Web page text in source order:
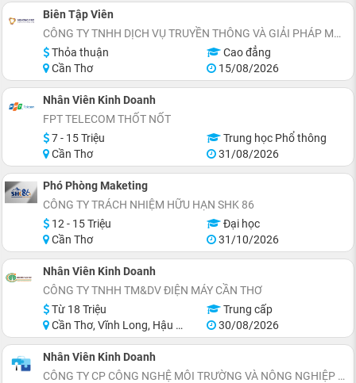
Biên Tập Viên
CÔNG TY TNHH DỊCH VỤ TRUYỀN THÔNG VÀ GIẢI PHÁP MARKETING MEKONG PRO
Thỏa thuận
Cao đẳng
Cần Thơ
15/08/2026
Nhân Viên Kinh Doanh
FPT TELECOM THỐT NỐT
7 - 15 Triệu
Trung học Phổ thông
Cần Thơ
31/08/2026
Phó Phòng Maketing
CÔNG TY TRÁCH NHIỆM HỮU HẠN SHK 86
12 - 15 Triệu
Đại học
Cần Thơ
31/10/2026
Nhân Viên Kinh Doanh
CÔNG TY TNHH TM&DV ĐIỆN MÁY CẦN THƠ
Từ 18 Triệu
Trung cấp
Cần Thơ, Vĩnh Long, Hậu Giang
30/08/2026
Nhân Viên Kinh Doanh
CÔNG TY CP CÔNG NGHỆ MÔI TRƯỜNG VÀ NÔNG NGHIỆP BỀN VỮNG